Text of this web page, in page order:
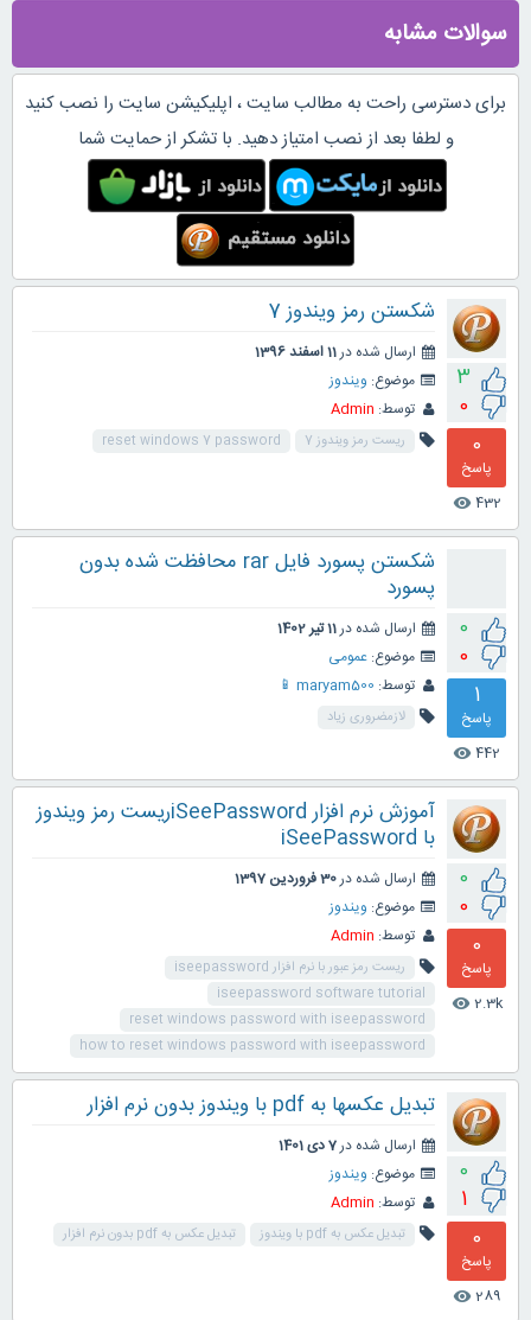
سوالات مشابه
برای دسترسی راحت به مطالب سایت ، اپلیکیشن سایت را نصب کنید
و لطفا بعد از نصب امتیاز دهید. با تشکر از حمایت شما
3
0
0
پاسخ
432
visibility
شکستن رمز ویندوز 7
ارسال شده در11 اسفند 1396
موضوع: ویندوز
توسط: Admin
ریست رمز ویندوز 7 reset windows 7 password
0
0
1
پاسخ
442
visibility
شکستن پسورد فایل rar محافظت شده بدون
پسورد
ارسال شده در11 تیر 1402
موضوع: عمومی
توسط: maryam500 📱
لازمضروری زیاد
0
0
0
پاسخ
2.3k
visibility
آموزش نرم افزار iSeePasswordریست رمز ویندوز
با iSeePassword
ارسال شده در30 فروردین 1397
موضوع: ویندوز
توسط: Admin
ریست رمز عبور با نرم افزار iseepassword
iseepassword software tutorial
reset windows password with iseepassword
how to reset windows password with iseepassword
0
1
0
پاسخ
289
visibility
تبدیل عکسها به pdf با ویندوز بدون نرم افزار
ارسال شده در7 دی 1401
موضوع: ویندوز
توسط: Admin
تبدیل عکس به pdf با ویندوز تبدیل عکس به pdf بدون نرم افزار